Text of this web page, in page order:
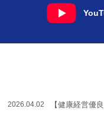
2026.04.02 【健康経営優